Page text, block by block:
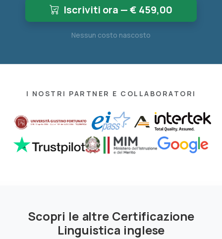
Iscriviti ora — € 459,00
Nessun costo nascosto
I NOSTRI PARTNER E COLLABORATORI
Scopri le altre Certificazione
Linguistica inglese